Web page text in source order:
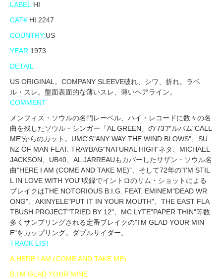
LABEL:HI
CAT#:HI 2247
COUNTRY:US
YEAR:1973
DETAIL
US ORIGINAL。COMPANY SLEEVE破れ、シワ、折れ。ラベ
ル・スレ。盤面表面的な薄いスレ、薄いヘアライン。
COMMENT
メンフィス・ソウルの名門レーベル、ハイ・レコードに数々の名
曲を残したソウル・シンガー「AL GREEN」の'73アルバム"CALL
ME"からのカット。UMC'S"ANY WAY THE WIND BLOWS"、SU
NZ OF MAN FEAT. TRAYBAG"NATURAL HIGH"ネタ、MICHAEL
JACKSON、UB40、AL JARREAUもカバーしたサザン・ソウル名
曲"HERE I AM (COME AND TAKE ME)"、そして72年の"I'M STIL
L IN LOVE WITH YOU"収録でイントロのリム・ショットによる
ブレイクはTHE NOTORIOUS B.I.G. FEAT. EMINEM"DEAD WR
ONG"、AKINYELE"PUT IT IN YOUR MOUTH"、THE EAST FLA
TBUSH PROJECT"TRIED BY 12"、MC LYTE"PAPER THIN"等数
多くサンプリングされる定番ブレイクの"I'M GLAD YOUR MIN
E"をカップリング。ダブルサイダー。
TRACK LIST
A,HERE I AM (COME AND TAKE ME)
B,I'M GLAD YOUR MINE